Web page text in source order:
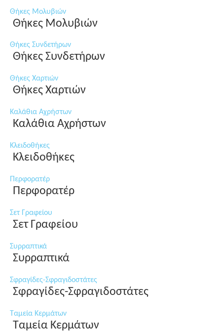
Θήκες Μολυβιών
Θήκες Μολυβιών
Θήκες Συνδετήρων
Θήκες Συνδετήρων
Θήκες Χαρτιών
Θήκες Χαρτιών
Καλάθια Αχρήστων
Καλάθια Αχρήστων
Κλειδοθήκες
Κλειδοθήκες
Περφορατέρ
Περφορατέρ
Σετ Γραφείου
Σετ Γραφείου
Συρραπτικά
Συρραπτικά
Σφραγίδες-Σφραγιδοστάτες
Σφραγίδες-Σφραγιδοστάτες
Ταμεία Κερμάτων
Ταμεία Κερμάτων